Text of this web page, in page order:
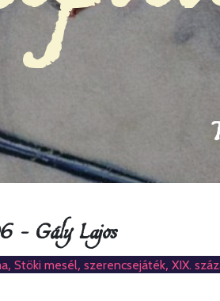
Gály Lajos
, Stöki mesél, szerencsejáték, XIX.